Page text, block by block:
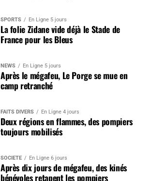
SPORTS En Ligne 5 jours
La folie Zidane vide déjà le Stade de
France pour les Bleus
NEWS En Ligne 5 jours
Après le mégafeu, Le Porge se mue en
camp retranché
FAITS DIVERS En Ligne 4 jours
Deux régions en flammes, des pompiers
toujours mobilisés
SOCIÉTÉ En Ligne 6 jours
Après dix jours de mégafeu, des kinés
bénévoles retapent les pompiers